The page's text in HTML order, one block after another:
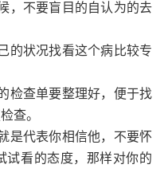
，不要盲目的自认为的去
的状况找看这个病比较专
检查单要整理好，便于找
查。
是代表你相信他，不要怀
试看的态度，那样对你的